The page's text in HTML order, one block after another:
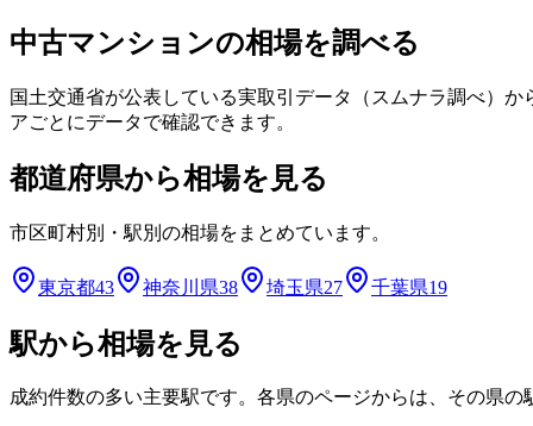
中古マンションの相場を調べる
国土交通省が公表している実取引データ（スムナラ調べ）
アごとにデータで確認できます。
都道府県から相場を見る
市区町村別・駅別の相場をまとめています。
東京都43 神奈川県38 埼玉県27 千葉県19
駅から相場を見る
成約件数の多い主要駅です。各県のページからは、その県の